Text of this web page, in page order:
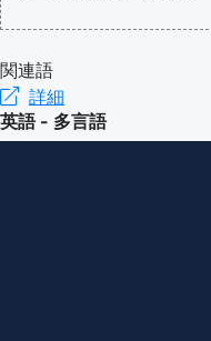
関連語
詳細
英語 - 多言語